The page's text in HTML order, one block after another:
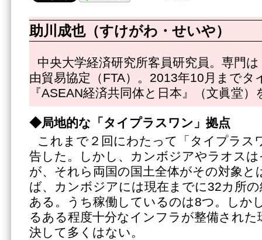
助川成也（すけがわ・せいや）
中央大学経済研究所客員研究員。専門
由貿易協定（FTA）。2013年10月までタ
『ASEAN経済共同体と日本』（文眞堂
◆局地的な「タイプラスワン」拠点
これまで２回にわたって「タイプラス
告した。しかし、カンボジアやラオス
が、それら両国の国土全体がその対象と
ば、カンボジアには現在までに32カ所
ある。うち稼働しているのは8つ。しか
るある程度十分なインフラが整備され
決して多くはない。